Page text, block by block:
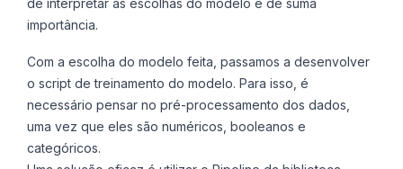
importância.
Com a escolha do modelo feita, passamos a desenvolver
o script de treinamento do modelo. Para isso, é
necessário pensar no pré-processamento dos dados,
uma vez que eles são numéricos, booleanos e
categóricos.